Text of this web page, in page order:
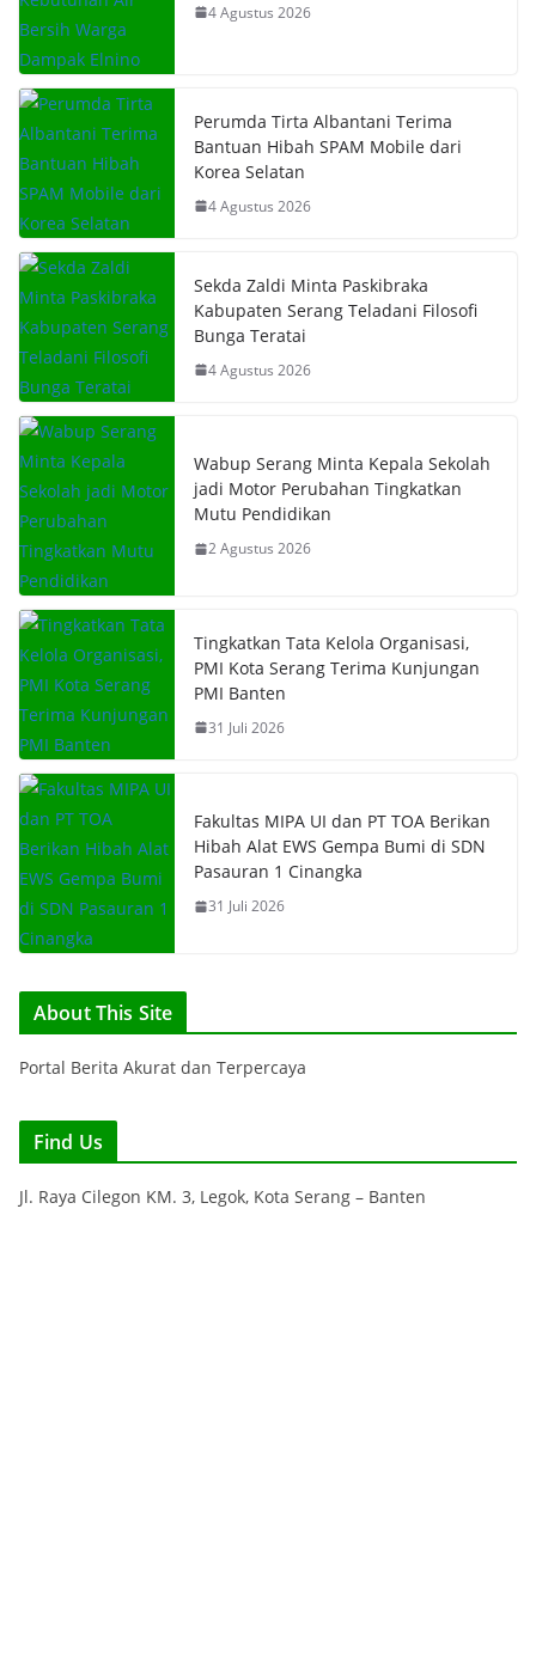
4 Agustus 2026
Perumda Tirta Albantani Terima
Bantuan Hibah SPAM Mobile dari
Korea Selatan
4 Agustus 2026
Sekda Zaldi Minta Paskibraka
Kabupaten Serang Teladani Filosofi
Bunga Teratai
4 Agustus 2026
Wabup Serang Minta Kepala Sekolah
jadi Motor Perubahan Tingkatkan
Mutu Pendidikan
2 Agustus 2026
Tingkatkan Tata Kelola Organisasi,
PMI Kota Serang Terima Kunjungan
PMI Banten
31 Juli 2026
Fakultas MIPA UI dan PT TOA Berikan
Hibah Alat EWS Gempa Bumi di SDN
Pasauran 1 Cinangka
31 Juli 2026
About This Site
Portal Berita Akurat dan Terpercaya
Find Us
Jl. Raya Cilegon KM. 3, Legok, Kota Serang – Banten